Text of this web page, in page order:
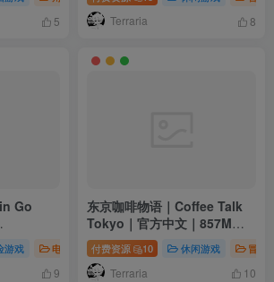
5 Terraria 8
Go
｜免
游戏 电脑游戏
9
东京咖啡物语｜Coffee Talk
Tokyo｜官方中文｜857M｜
免安装
付费资源 10 休闲游戏 冒险
Terraria 10